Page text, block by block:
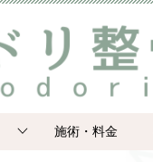
施術・料金